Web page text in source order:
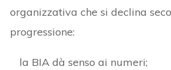
organizzativa che si declina
progressione:
la BIA dà senso ai numeri;